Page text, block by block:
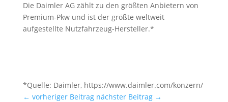
Die Daimler AG zählt zu den größten Anbietern von
Premium-Pkw und ist der größte weltweit
aufgestellte Nutzfahrzeug-Hersteller.*
*Quelle: Daimler, https://www.daimler.com/konzern/
← vorheriger Beitrag nächster Beitrag →